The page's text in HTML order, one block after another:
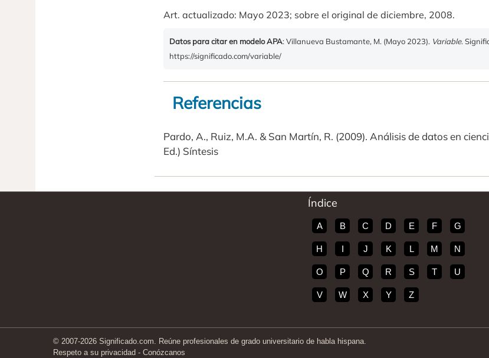
Art. actualizado: Mayo 2023; sobre el original de diciembre, 2008.
Datos para citar en modelo APA: Villanueva Bustamante, M. (Mayo 2023). Variable.
https://significado.com/variable/
Referencias
Pardo, A., Ruiz, M.A. & San Martín, R. (2009). Análisis de datos en
Ed.) Síntesis
Índice
A B C D E F G
H J K L M N
O P Q R S T U
V W X Y Z
© 2007-2026 Significado.com. Reúne profesionales de grado universitario de habla hispana.
Respeto a su privacidad - Conózcanos